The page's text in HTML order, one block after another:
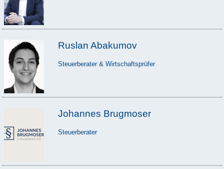
Ruslan Abakumov
Steuerberater & Wirtschaftsprüfer
Johannes Brugmoser
Steuerberater